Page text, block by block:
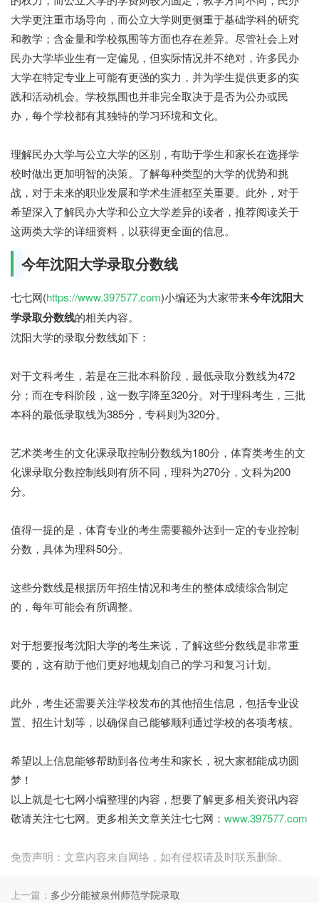
大学更注重市场导向，而公立大学则更侧重于基础学科的研究
和教学；含金量和学校氛围等方面也存在差异。尽管社会上对
民办大学毕业生有一定偏见，但实际情况并不绝对，许多民办
大学在特定专业上可能有更强的实力，并为学生提供更多的实
践和活动机会。学校氛围也并非完全取决于是否为公办或民
办，每个学校都有其独特的学习环境和文化。
理解民办大学与公立大学的区别，有助于学生和家长在选择学
校时做出更加明智的决策。了解每种类型的大学的优势和挑
战，对于未来的职业发展和学术生涯都至关重要。此外，对于
希望深入了解民办大学和公立大学差异的读者，推荐阅读关于
这两类大学的详细资料，以获得更全面的信息。
今年沈阳大学录取分数线
七七网(https://www.397577.com)小编还为大家带来今年沈阳大
学录取分数线的相关内容。
沈阳大学的录取分数线如下：
对于文科考生，若是在三批本科阶段，最低录取分数线为472
分；而在专科阶段，这一数字降至320分。对于理科考生，三批
本科的最低录取线为385分，专科则为320分。
艺术类考生的文化课录取控制分数线为180分，体育类考生的文
化课录取分数控制线则有所不同，理科为270分，文科为200
分。
值得一提的是，体育专业的考生需要额外达到一定的专业控制
分数，具体为理科50分。
这些分数线是根据历年招生情况和考生的整体成绩综合制定
的，每年可能会有所调整。
对于想要报考沈阳大学的考生来说，了解这些分数线是非常重
要的，这有助于他们更好地规划自己的学习和复习计划。
此外，考生还需要关注学校发布的其他招生信息，包括专业设
置、招生计划等，以确保自己能够顺利通过学校的各项考核。
希望以上信息能够帮助到各位考生和家长，祝大家都能成功圆
梦！
以上就是七七网小编整理的内容，想要了解更多相关资讯内容
敬请关注七七网。更多相关文章关注七七网： www.397577.com
免责声明：文章内容来自网络，如有侵权请及时联系删除。
上一篇： 多少分能被泉州师范学院录取